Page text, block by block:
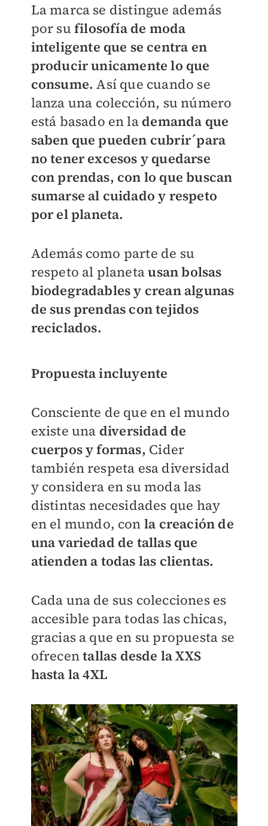
La marca se distingue además
por su filosofía de moda
inteligente que se centra en
producir unicamente lo que
consume. Así que cuando se
lanza una colección, su número
está basado en la demanda que
saben que pueden cubrir´para
no tener excesos y quedarse
con prendas, con lo que buscan
sumarse al cuidado y respeto
por el planeta.
Además como parte de su
respeto al planetausan bolsas
biodegradables y crean algunas
de sus prendas con tejidos
reciclados.
Propuesta incluyente
Consciente de que en el mundo
existe una diversidad de
cuerpos y formas, Cider
también respeta esa diversidad
y considera en su moda las
distintas necesidades que hay
en el mundo, con la creación de
una variedad de tallas que
atienden a todas las clientas.
Cada una de sus colecciones es
accesible para todas las chicas,
gracias a que en su propuesta se
ofrecentallas desde la XXS
hasta la 4XL